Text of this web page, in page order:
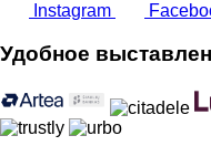
Instagram
Удобное